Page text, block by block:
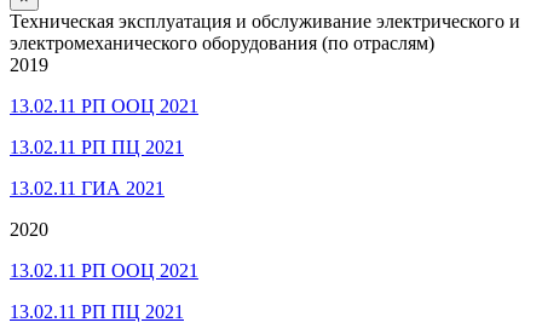
Техническая эксплуатация и обслуживание электрического и
электромеханического оборудования (по отраслям)
2019
13.02.11 РП ООЦ 2021
13.02.11 РП ПЦ 2021
13.02.11 ГИА 2021
2020
13.02.11 РП ООЦ 2021
13.02.11 РП ПЦ 2021